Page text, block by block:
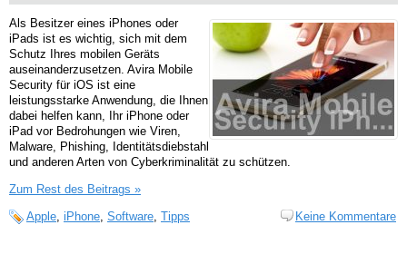
Als Besitzer eines iPhones oder
iPads ist es wichtig, sich mit dem
Schutz Ihres mobilen Geräts
auseinanderzusetzen. Avira Mobile
Security für iOS ist eine
leistungsstarke Anwendung, die Ihnen
dabei helfen kann, Ihr iPhone oder
iPad vor Bedrohungen wie Viren,
Malware, Phishing, Identitätsdiebstahl
und anderen Arten von Cyberkriminalität zu schützen.
Zum Rest des Beitrags »
Apple, iPhone, Software, Tipps Keine Kommentare